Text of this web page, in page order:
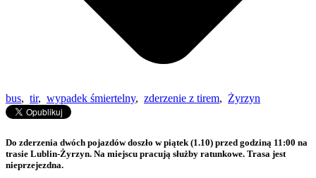
bus, tir, wypadek śmiertelny, zderzenie z tirem, Żyrzyn
Do zderzenia dwóch pojazdów doszło w piątek (1.10) przed godziną 11:00 na
trasie Lublin-Żyrzyn. Na miejscu pracują służby ratunkowe. Trasa jest
nieprzejezdna.